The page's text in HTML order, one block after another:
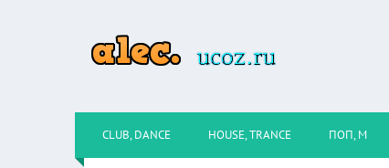
CLUB, DANCE HOUSE, TRANCE ПОП, М